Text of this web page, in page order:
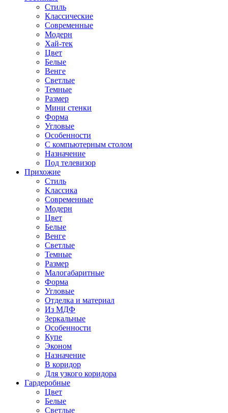
Стиль
Классические
Современные
Модерн
Хай-тек
Цвет
Белые
Венге
Светлые
Темные
Размер
Мини стенки
Форма
Угловые
Особенности
С компьютерным столом
Назначение
Под телевизор
Прихожие
Стиль
Классика
Современные
Модерн
Цвет
Белые
Венге
Светлые
Темные
Размер
Малогабаритные
Форма
Угловые
Отделка и материал
Из МДФ
Зеркальные
Особенности
Купе
Эконом
Назначение
В коридор
Для узкого коридора
Гардеробные
Цвет
Белые
Светлые